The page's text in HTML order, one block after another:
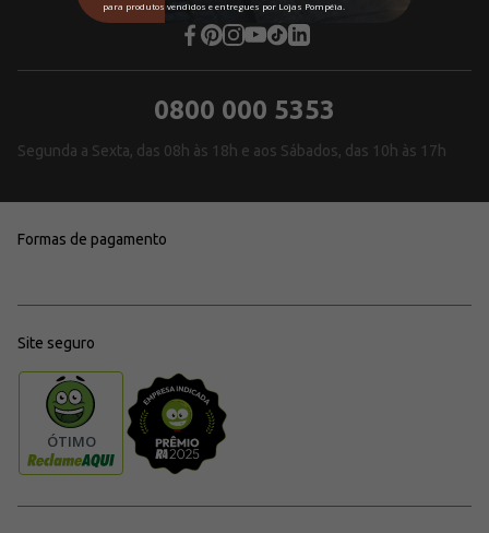
0800 000 5353
Segunda a Sexta, das 08h às 18h e aos Sábados, das 10h às 17h
Formas de pagamento
Site seguro